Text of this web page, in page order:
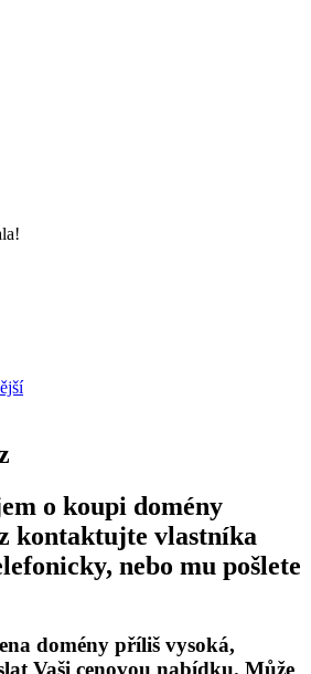
o koupi domény
kontaktujte vlastníka
nebo mu pošlete
domény příliš vysoká,
Vaši cenovou nabídku. Může